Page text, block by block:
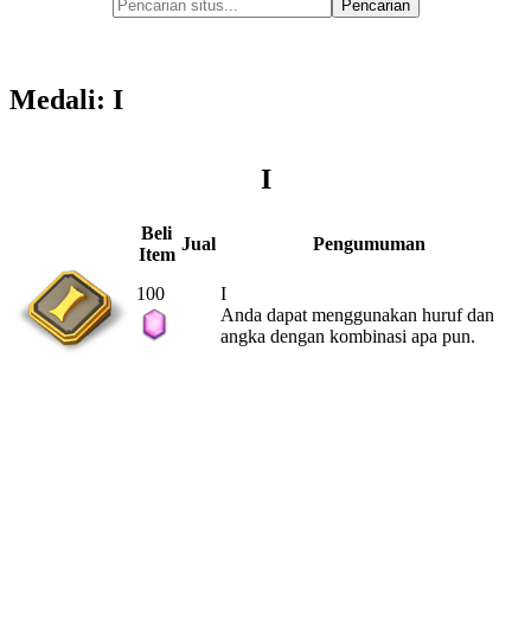
Medali: I
I
Beli
Item
Jual Pengumuman
100
I
Anda dapat menggunakan huruf dan
angka dengan kombinasi apa pun.